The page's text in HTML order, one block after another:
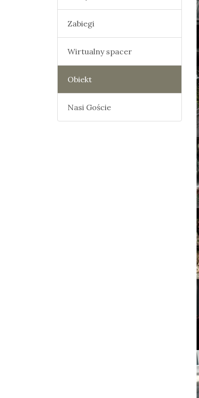
Zabiegi
Wirtualny spacer
Obiekt
Nasi Goście